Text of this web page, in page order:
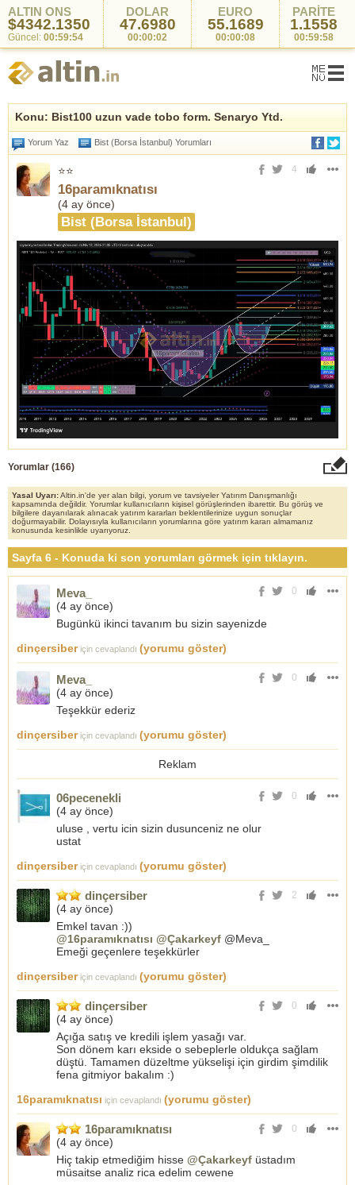
ALTIN ONS
$4342.1350
Güncel: 00:59:54
DOLAR
47.6980
00:00:02
EURO
55.1689
00:00:08
PARİTE
1.1558
00:59:58
Konu: Bist100 uzun vade tobo form. Senaryo Ytd.
Yorum Yaz Bist (Borsa İstanbul) Yorumları
⭐⭐
16paramıknatısı
(4 ay önce)
Bist (Borsa İstanbul)
4
Yorumlar (166)
Yasal Uyarı:Altin.in'de yer alan bilgi, yorum ve tavsiyeler Yatırım Danışmanlığı
kapsamında değildir. Yorumlar kullanıcıların kişisel görüşlerinden ibarettir. Bu görüş ve
bilgilere dayanılarak alınacak yatırım kararları beklentilerinize uygun sonuçlar
doğurmayabilir. Dolayısıyla kullanıcıların yorumlarına göre yatırım kararı almamanız
konusunda kesinlikle uyarıyoruz.
Sayfa 6 - Konuda ki son yorumları görmek için tıklayın.
0
Meva_
(4 ay önce)
Bugünkü ikinci tavanım bu sizin sayenizde
dinçersiberiçin cevaplandı (yorumu göster)
0
Meva_
(4 ay önce)
Teşekkür ederiz
dinçersiberiçin cevaplandı (yorumu göster)
Reklam
0
06pecenekli
(4 ay önce)
uluse , vertu icin sizin dusunceniz ne olur
ustat
dinçersiberiçin cevaplandı (yorumu göster)
2
dinçersiber
(4 ay önce)
Emkel tavan :))
@16paramıknatısı @Çakarkeyf @Meva_
Emeği geçenlere teşekkürler
dinçersiberiçin cevaplandı (yorumu göster)
0
dinçersiber
(4 ay önce)
Açığa satış ve kredili işlem yasağı var.
Son dönem karı ekside o sebeplerle oldukça sağlam
düştü. Tamamen düzeltme yükselişi için girdim şimdilik
fena gitmiyor bakalım :)
16paramıknatısı için cevaplandı (yorumu göster)
0
16paramıknatısı
(4 ay önce)
Hiç takip etmediğim hisse @Çakarkeyf üstadım
müsaitse analiz rica edelim cewene